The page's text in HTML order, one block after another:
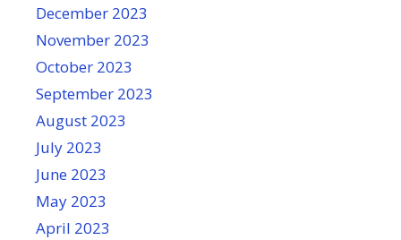
December 2023
November 2023
October 2023
September 2023
August 2023
July 2023
June 2023
May 2023
April 2023